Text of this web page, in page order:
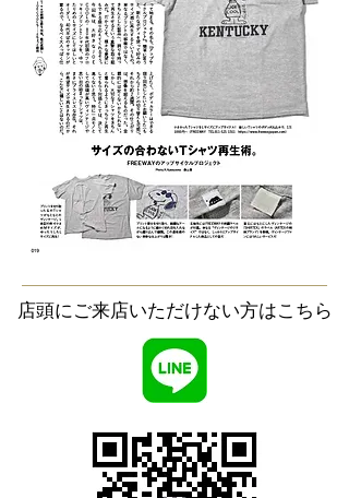
店頭にご来店いただけない方はこちら